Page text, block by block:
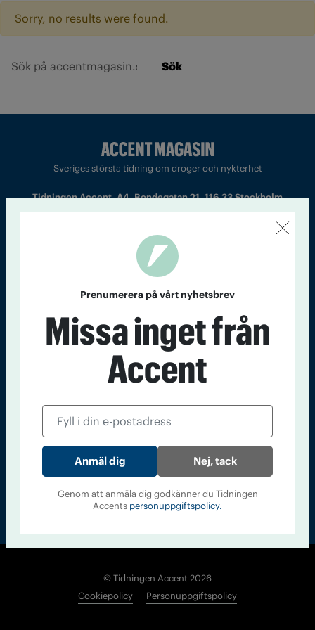
Sorry, no results were found.
Sök
Sveriges största tidning om droger och nykterhet
Tidningen Accent, A4, Bondegatan 21, 116 33 Stockholm
Chefredaktör och ansvarig utgivare: Barbro Janson Lundkvist,
barbro@a4.se.
Kontakt Om Tidningen Tidningsarkiv In English
Läs tidigare
Accent
© Tidningen Accent 2026
Cookiepolicy
Personuppgiftspolicy
Prenumerera på vårt nyhetsbrev
Missa inget från
Accent
Nej, tack
Genom att anmäla dig godkänner du Tidningen
Accents personuppgiftspolicy.